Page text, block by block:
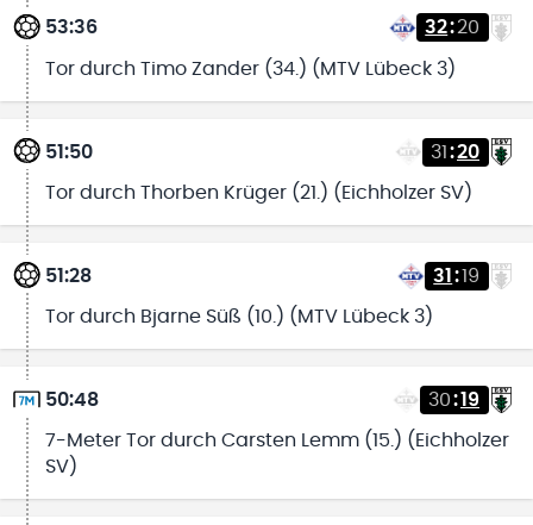
53:36 32:20
Tor durch Timo Zander (34.) (MTV Lübeck 3)
51:50 31 :20
Tor durch Thorben Krüger (21.) (Eichholzer SV)
51:28 31 :19
Tor durch Bjarne Süß (10.) (MTV Lübeck 3)
50:48 30:19
7-Meter Tor durch Carsten Lemm (15.) (Eichholzer
SV)